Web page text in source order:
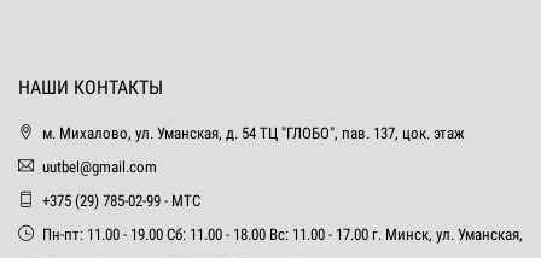
НАШИ КОНТАКТЫ
м. Михалово, ул. Уманская, д. 54 ТЦ "ГЛОБО", пав. 137, цок. этаж
uutbel@gmail.com
+375 (29) 785-02-99 - МТС
Пн-пт: 11.00 - 19.00 Сб: 11.00 - 18.00 Вс: 11.00 - 17.00 г. Минск, ул. Уманская,